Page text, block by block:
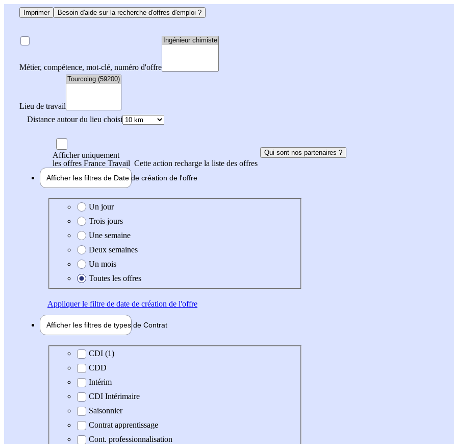
Imprimer Besoin d'aide sur la recherche d'offres d'emploi ?
Métier, compétence, mot-clé, numéro d'offre
Lieu de travail
Distance autour du lieu choisi
Afficher uniquement
les offres France Travail Cette action recharge la liste des offres
Qui sont nos partenaires ?
Afficher les filtres de Date de création de l'offre
Date de création de l'offre
Un jour
Trois jours
Une semaine
Deux semaines
Un mois
Toutes les offres
Appliquerle filtre de date de création de l'offre
Afficher les filtres de types de Contrat
Type de contrat
CDI (1)
CDD
Intérim
CDI Intérimaire
Saisonnier
Contrat apprentissage
Cont. professionnalisation